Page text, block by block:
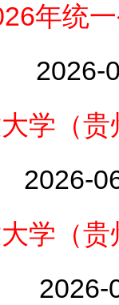
年统
2026-
学（
2026-
学（
2026-